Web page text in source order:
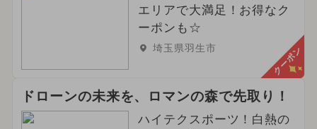
エリアで大満足！お得なク
ーポンも☆
埼玉県羽生市 クーポン
ドローンの未来を、ロマンの森で先取り！
ハイテクスポーツ！白熱の